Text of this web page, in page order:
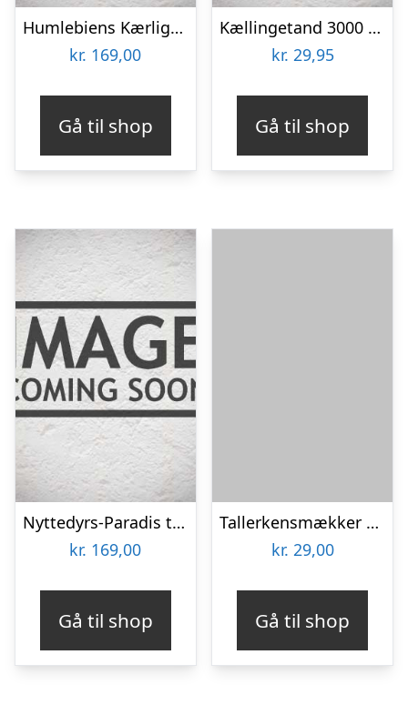
Humlebiens Kærlighed – Blomsterfrø 30m2
kr. 169,00
Gå til shop
Kællingetand 3000 frø
kr. 29,95
Gå til shop
Nyttedyrs-Paradis til 30m2
kr. 169,00
Gå til shop
Tallerkensmækker – frø (øko)
kr. 29,00
Gå til shop